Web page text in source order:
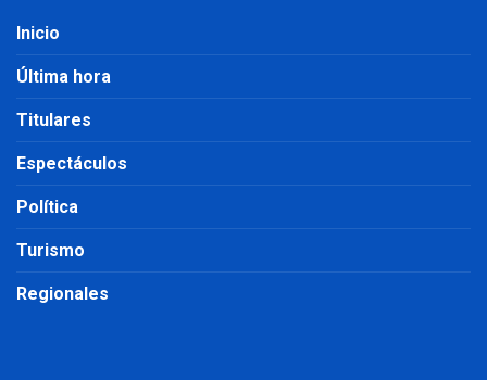
Inicio
Última hora
Titulares
Espectáculos
Política
Turismo
Regionales